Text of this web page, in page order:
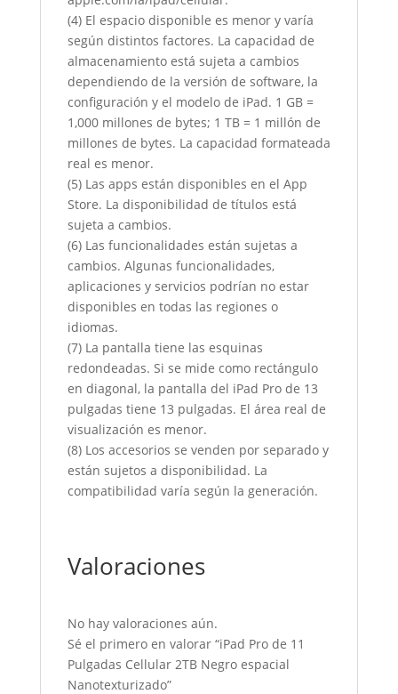
(4) El espacio disponible es menor y varía
según distintos factores. La capacidad de
almacenamiento está sujeta a cambios
dependiendo de la versión de software, la
configuración y el modelo de iPad. 1 GB =
1,000 millones de bytes; 1 TB = 1 millón de
millones de bytes. La capacidad formateada
real es menor.
(5) Las apps están disponibles en el App
Store. La disponibilidad de títulos está
sujeta a cambios.
(6) Las funcionalidades están sujetas a
cambios. Algunas funcionalidades,
aplicaciones y servicios podrían no estar
disponibles en todas las regiones o
idiomas.
(7) La pantalla tiene las esquinas
redondeadas. Si se mide como rectángulo
en diagonal, la pantalla del iPad Pro de 13
pulgadas tiene 13 pulgadas. El área real de
visualización es menor.
(8) Los accesorios se venden por separado y
están sujetos a disponibilidad. La
compatibilidad varía según la generación.
Valoraciones
No hay valoraciones aún.
Sé el primero en valorar “iPad Pro de 11
Pulgadas Cellular 2TB Negro espacial
Nanotexturizado”